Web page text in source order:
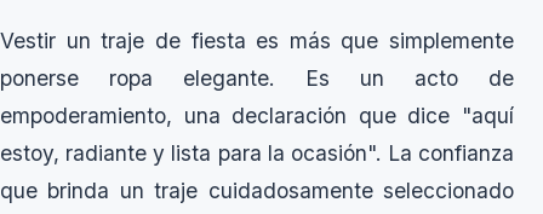
Vestir un traje de fiesta es más que simplemente
ponerse ropa elegante. Es un acto de
empoderamiento, una declaración que dice "aquí
estoy, radiante y lista para la ocasión". La confianza
que brinda un traje cuidadosamente seleccionado